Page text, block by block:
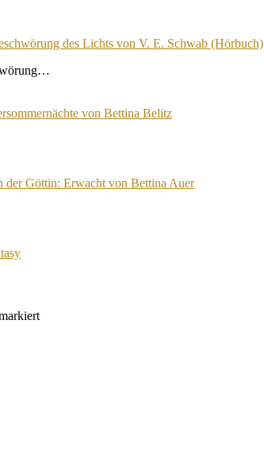
des Lichts von V. E. Schwab (Hörbuch)
von Bettina Belitz
der Göttin: Erwacht von Bettina Auer